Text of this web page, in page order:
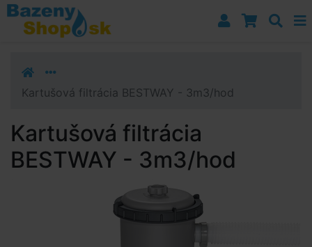
Prejsť k navigácii
Prejsť na obsah
Prejsť k bočnému stĺpci
Kartušová filtrácia BESTWAY - 3m3/hod
Kartušová filtrácia
BESTWAY - 3m3/hod